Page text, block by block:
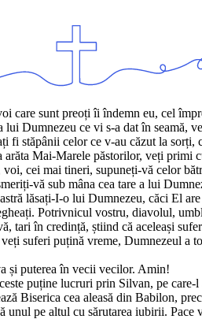
care sunt preoți îi îndemn eu, cel
lui Dumnezeu ce vi s-a dat în seamă,
fi stăpânii celor ce v-au căzut la
arăta Mai-Marele păstorilor, veți primi
voi, cei mai tineri, supuneți-vă celor
vă sub mâna cea tare a lui
lăsați-I-o lui Dumnezeu, căci El
Potrivnicul vostru, diavolul,
tari în credință, știind că aceleași
suferi puțină vreme, Dumnezeul a
și puterea în vecii vecilor. Amin!
puține lucruri prin Silvan, pe care-
Biserica cea aleasă din Babilon,
unul pe altul cu sărutarea iubirii.